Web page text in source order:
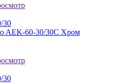
AЕK-60-30/30C Хром